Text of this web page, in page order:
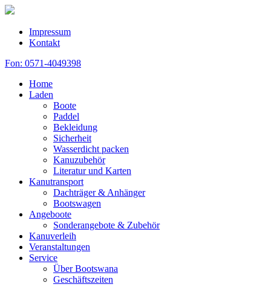
Impressum
Kontakt
Fon: 0571-4049398
Home
Laden
Boote
Paddel
Bekleidung
Sicherheit
Wasserdicht packen
Kanuzubehör
Literatur und Karten
Kanutransport
Dachträger & Anhänger
Bootswagen
Angeboote
Sonderangebote & Zubehör
Kanuverleih
Veranstaltungen
Service
Über Bootswana
Geschäftszeiten